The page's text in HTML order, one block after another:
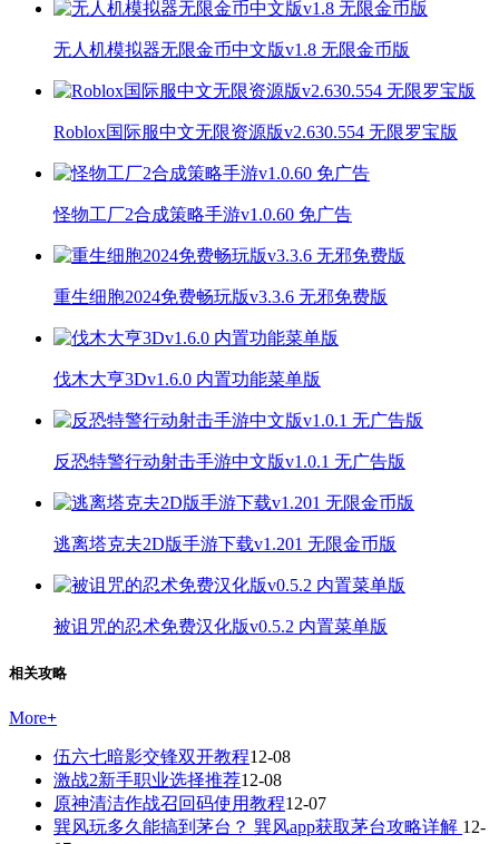
无人机模拟器无限金币中文版v1.8 无限金币版
Roblox国际服中文无限资源版v2.630.554 无限罗宝版
怪物工厂2合成策略手游v1.0.60 免广告
重生细胞2024免费畅玩版v3.3.6 无邪免费版
伐木大亨3Dv1.6.0 内置功能菜单版
反恐特警行动射击手游中文版v1.0.1 无广告版
逃离塔克夫2D版手游下载v1.201 无限金币版
被诅咒的忍术免费汉化版v0.5.2 内置菜单版
相关攻略
More+
伍六七暗影交锋双开教程12-08
激战2新手职业选择推荐12-08
原神清洁作战召回码使用教程12-07
巽风玩多久能搞到茅台？ 巽风app获取茅台攻略详解 12-